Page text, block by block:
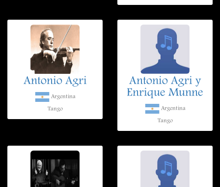
Antonio Agri
Argentina
Tango
Antonio Agri y
Enrique Munne
Argentina
Tango